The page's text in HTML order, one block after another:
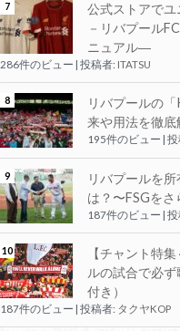
公式ストアでユ
－リバプール
ニュアル―
286件のビュー 投稿者: ITATSU
リバプールの
来や用法を徹底
195件のビュー | 投
リバプールを
は？〜FSGを
187件のビュー | 投
【チャント特
ルの試合で必
付き）
187件のビュー 投稿者: タクヤKOP